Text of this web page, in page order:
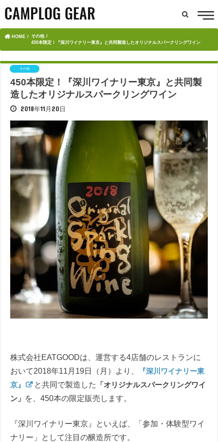
HOME
その他
450本限定！『深川ワイナリー東京』と共同製造したオリジナルスパークリングワイン
その他
450本限定！『深川ワイナリー東京』と共同製
造したオリジナルスパークリングワイン
2018年11月20日
株式会社EATGOODは、運営する4店舗のレストランに
おいて2018年11月19日（月）より、
『深川ワイナリー東
京』
と共同で製造した
「オリジナルスパークリングワイ
ン」 を、450本の限定販売します。
『深川ワイナリー東京』といえば、「参加・体験型ワイ
ナリー」として注目の醸造所です。